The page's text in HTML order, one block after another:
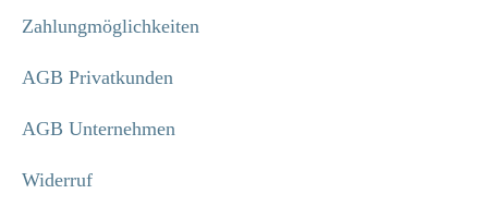
Zahlungmöglichkeiten
AGB Privatkunden
AGB Unternehmen
Widerruf